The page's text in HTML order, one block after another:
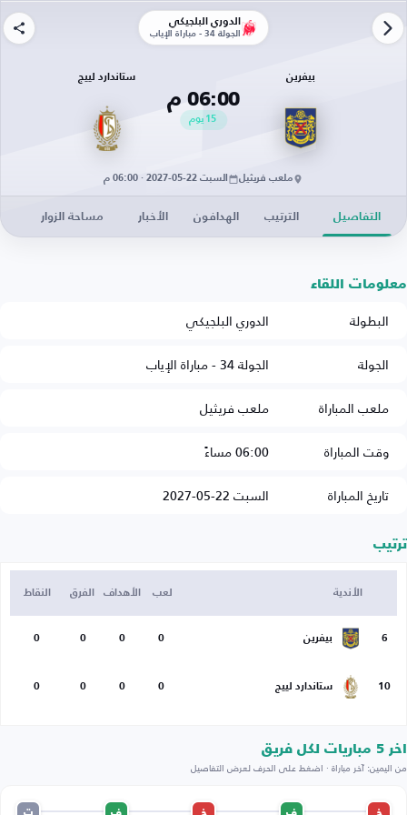
الدوري البلجيكي
الجولة 34 - مباراة الإياب
بيفرين
06:00 م
15 يوم
ستاندارد لييج
ملعب فريثيل السبت 22-05-2027 · 06:00 م
التفاصيل الترتيب الهدافون الأخبار مساحة الزوار
معلومات اللقاء
البطولة
الدوري البلجيكي
الجولة
الجولة 34 - مباراة الإياب
ملعب المباراة
ملعب فريثيل
وقت المباراة
06:00 مساءً
تاريخ المباراة
السبت 22-05-2027
ترتيب
الأندية لعب الأهداف الفرق النقاط
6 بيفرين 0
0
0
0
10 ستاندارد لييج 0
0
0
0
اخر 5 مباريات لكل فريق
من اليمين: آخر مباراة · اضغط على الحرف لعرض التفاصيل